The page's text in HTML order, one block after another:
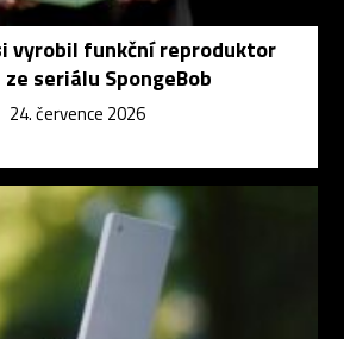
vyrobil funkční reproduktor
seriálu SpongeBob
24. července 2026